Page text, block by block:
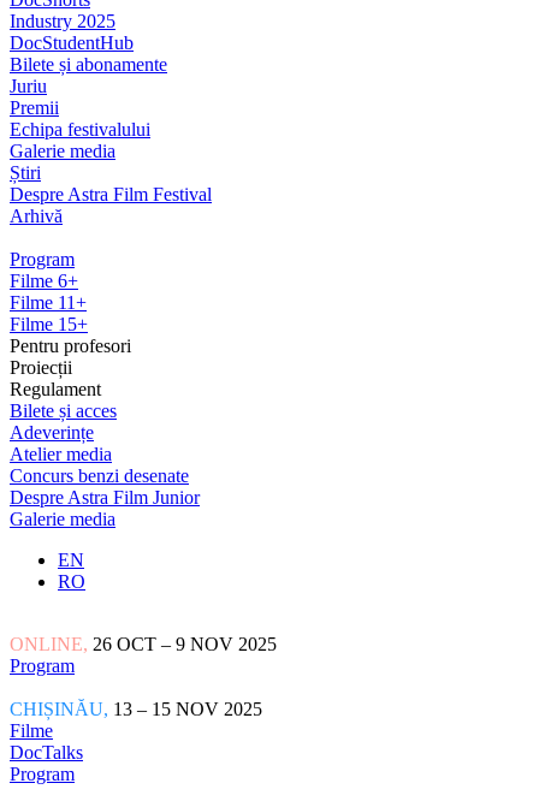
Industry 2025
DocStudentHub
Bilete și abonamente
Juriu
Premii
Echipa festivalului
Galerie media
Știri
Despre Astra Film Festival
Arhivă
Program
Filme 6+
Filme 11+
Filme 15+
Pentru profesori
Proiecții
Regulament
Bilete și acces
Adeverințe
Atelier media
Concurs benzi desenate
Despre Astra Film Junior
Galerie media
EN
RO
ONLINE, 26 OCT – 9 NOV 2025
Program
CHIȘINĂU, 13 – 15 NOV 2025
Filme
DocTalks
Program